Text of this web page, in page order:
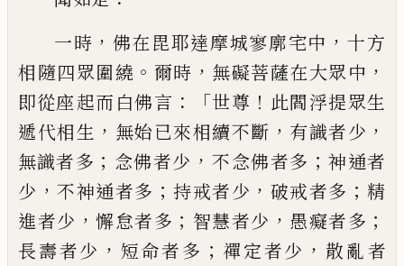
一時 ， 佛在毘耶達摩城寥廓宅中 ， 十方
相隨四眾圍繞 。 爾時 ， 無礙菩薩在大眾中 ，
即從座起而白佛言 ：「世尊 ！ 此閻浮提眾生
遞代相生 ， 無始已來相續不斷 ， 有識者少 ，
無識者多 ； 念佛者少 ， 不念佛者多 ； 神通者
少 ， 不神通者多 ； 持戒者少 ， 破戒者多 ； 精
進者少 ， 懈怠者多 ； 智慧者少 ， 愚癡者多 ；
長壽者少 ， 短命者多 ； 禪定者少 ， 散亂者